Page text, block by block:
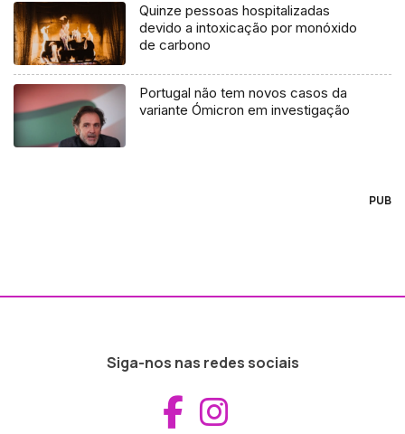
Quinze pessoas hospitalizadas
devido a intoxicação por monóxido
de carbono
Portugal não tem novos casos da
variante Ómicron em investigação
PUB
Siga-nos nas redes sociais
Aceder ao